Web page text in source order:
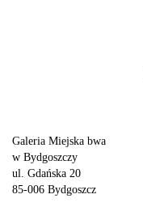
Galeria Miejska bwa
w Bydgoszczy
ul. Gdańska 20
85-006 Bydgoszcz